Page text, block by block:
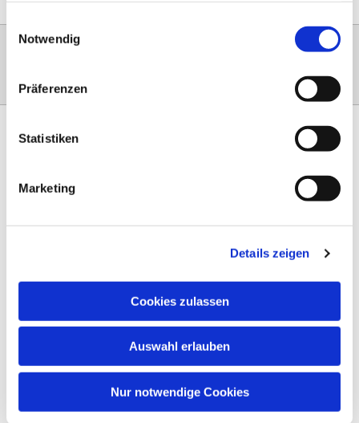
Einwilligungsauswahl
Notwendig
Präferenzen
Statistiken
Marketing
Details zeigen
Cookies zulassen
Auswahl erlauben
Nur notwendige Cookies
0151 68134038
Datenschutz
AGB
Widerruf